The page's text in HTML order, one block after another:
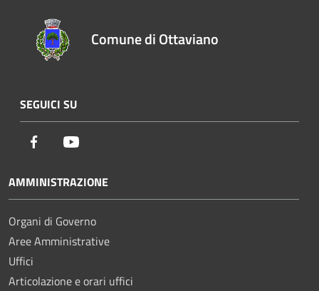
Comune di Ottaviano
SEGUICI SU
Facebook
AMMINISTRAZIONE
Organi di Governo
Aree Amministrative
Uffici
Articolazione e orari uffici